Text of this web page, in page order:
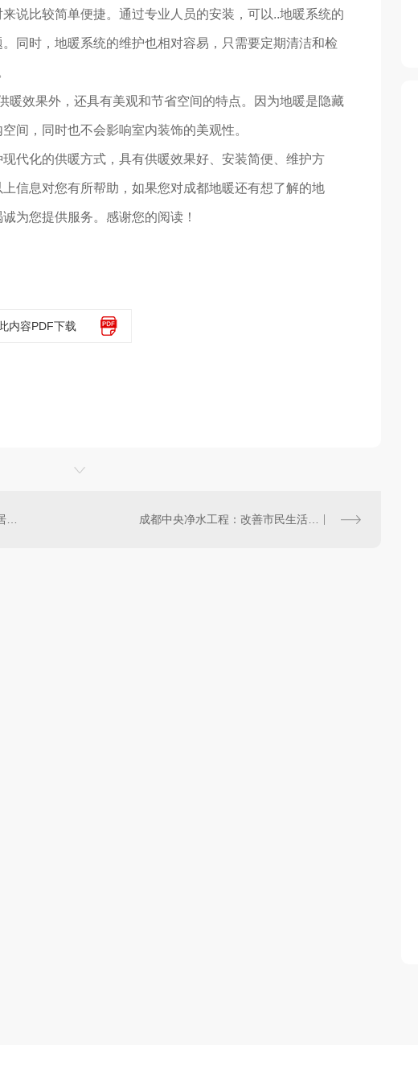
说比较简单便捷。通过专业人员的安装，可以..地暖系统的
同时，地暖系统的维护也相对容易，只需要定期清洁和检
暖效果外，还具有美观和节省空间的特点。因为地暖是隐藏
间，同时也不会影响室内装饰的美观性。
代化的供暖方式，具有供暖效果好、安装简便、维护方
信息对您有所帮助，如果您对成都地暖还有想了解的地
为您提供服务。感谢您的阅读！
内容PDF下载
成都中央净水计划：打造生态宜居的现代化城市 成都中央净水工程：改善市民生活品质的重要举措